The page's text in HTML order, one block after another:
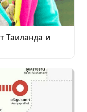
Таиланда и